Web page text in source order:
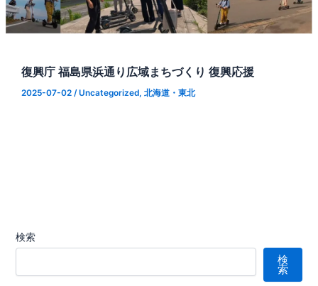
復興庁 福島県浜通り広域まちづくり 復興応援
2025-07-02 /Uncategorized, 北海道・東北
検索
検
索